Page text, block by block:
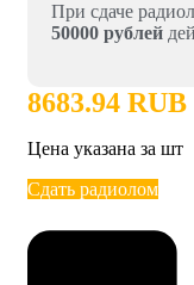
При сдаче
50000 рублей
8683.94 RUB
Цена указана за шт
Сдать радиолом